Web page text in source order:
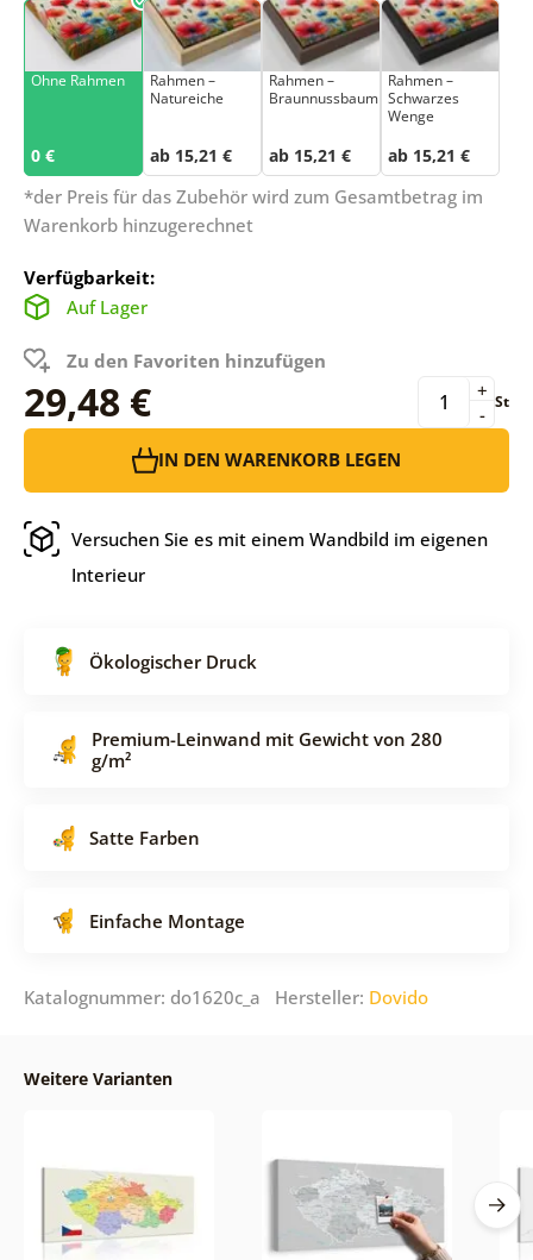
Ohne Rahmen
0 €
Rahmen –
Natureiche
ab 15,21 €
Rahmen –
Braunnussbaum
ab 15,21 €
Rahmen –
Schwarzes
Wenge
ab 15,21 €
*der Preis für das Zubehör wird zum Gesamtbetrag im
Warenkorb hinzugerechnet
Verfügbarkeit:
Auf Lager
Zu den Favoriten hinzufügen
29,48 € -
+ St
IN DEN WARENKORB LEGEN
Versuchen Sie es mit einem Wandbild im eigenen
Interieur
Ökologischer Druck
Premium-Leinwand mit Gewicht von 280
g/m²
Satte Farben
Einfache Montage
Katalognummer: do1620c_a Hersteller: Dovido
Weitere Varianten